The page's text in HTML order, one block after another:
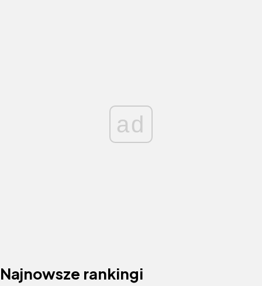
ad
Najnowsze rankingi